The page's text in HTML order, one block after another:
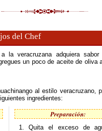
del Chef
la veracruzana adquiera sabor
un poco de aceite de oliva
al estilo veracruzano,
ingredientes:
Preparación:
1. Quita el exceso de